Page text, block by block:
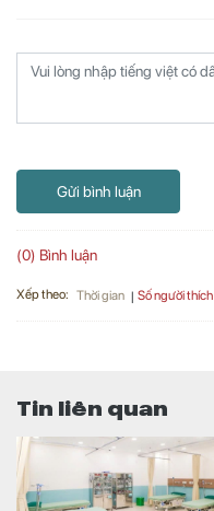
Gửi bình luận
(0) Bình luận
Xếp theo: Thời gian Số người thích
Tin liên quan